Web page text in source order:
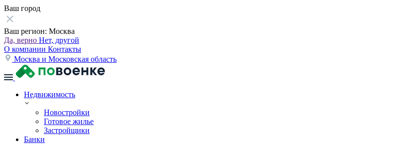
Ваш город
Ваш регион: Москва
Да, верно Нет, другой
О компании Контакты
Москва и Московская область
Недвижимость
Новостройки
Готовое жилье
Застройщики
Банки